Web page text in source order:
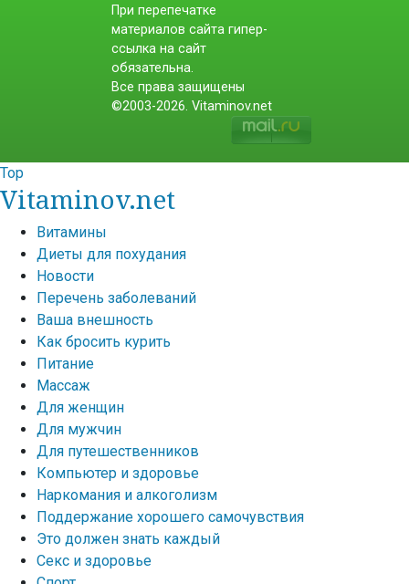
При перепечатке
материалов сайта гипер-
ссылка на сайт
обязательна.
Все права защищены
©2003-2026. Vitaminov.net
Top
Vitaminov.net
Витамины
Диеты для похудания
Новости
Перечень заболеваний
Ваша внешность
Как бросить курить
Питание
Массаж
Для женщин
Для мужчин
Для путешественников
Компьютер и здоровье
Наркомания и алкоголизм
Поддержание хорошего самочувствия
Это должен знать каждый
Секс и здоровье